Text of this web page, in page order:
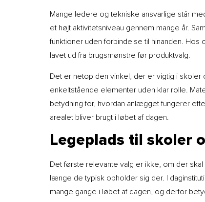
Mange ledere og tekniske ansvarlige står
et højt aktivitetsniveau gennem mange år.
funktioner uden forbindelse til hinanden. Hos
lavet ud fra brugsmønstre før produktvalg.
Det er netop den vinkel, der er vigtig i skoler
enkeltstående elementer uden klar rolle.
betydning for, hvordan anlægget fungerer
arealet bliver brugt i løbet af dagen.
Legeplads til skoler
Det første relevante valg er ikke, om der
længe de typisk opholder sig der. I
mange gange i løbet af dagen, og derfor